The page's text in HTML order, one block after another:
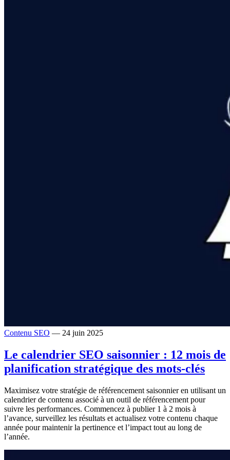
Contenu SEO — 24 juin 2025
Le calendrier SEO saisonnier : 12 mois de
planification stratégique des mots-clés
Maximisez votre stratégie de référencement saisonnier en utilisant un
calendrier de contenu associé à un outil de référencement pour
suivre les performances. Commencez à publier 1 à 2 mois à
l’avance, surveillez les résultats et actualisez votre contenu chaque
année pour maintenir la pertinence et l’impact tout au long de
l’année.